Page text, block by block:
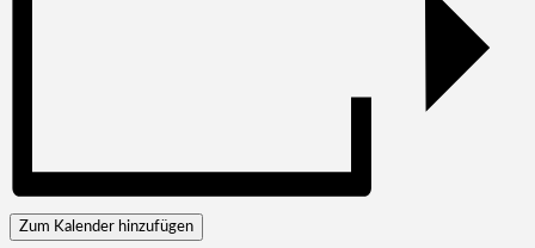
Zum Kalender hinzufügen